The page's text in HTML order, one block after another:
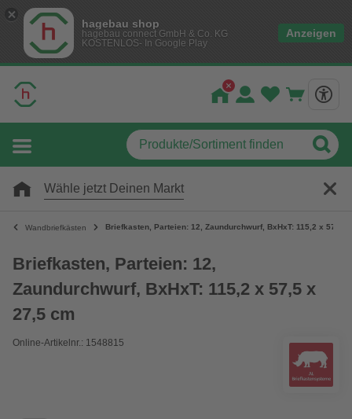
hagebau shop
hagebau connect GmbH & Co. KG
KOSTENLOS- In Google Play
Anzeigen
Wähle jetzt Deinen Markt
Wandbriefkästen Briefkasten, Parteien: 12, Zaundurchwurf, BxHxT: 115,2 x 57,5 x
Briefkasten, Parteien: 12,
Zaundurchwurf, BxHxT: 115,2 x 57,5 x
27,5 cm
Online-Artikelnr.: 1548815